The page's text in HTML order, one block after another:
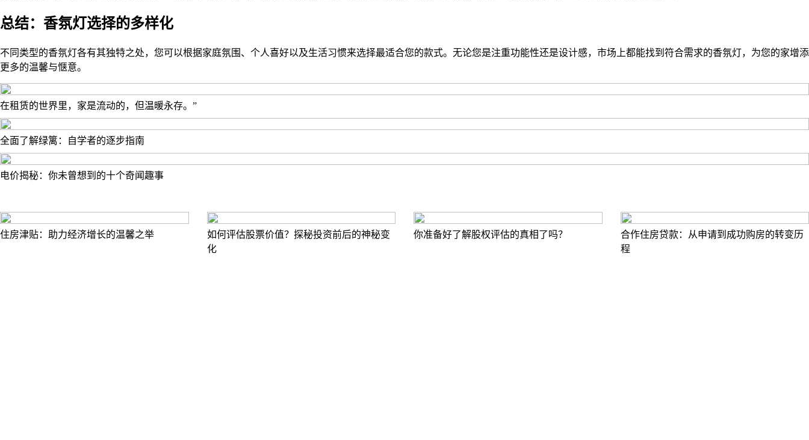
总结：香氛灯选择的多样化
不同类型的香氛灯各有其独特之处，您可以根据家庭氛围、个人喜好以及生活习惯来选择最适合您的款式。无论您是注重功能性还是设计感，市场上都能找到符合需求的香氛灯，为您的家增添
更多的温馨与惬意。
在租赁的世界里，家是流动的，但温暖永存。”
全面了解绿篱：自学者的逐步指南
电价揭秘：你未曾想到的十个奇闻趣事
住房津贴：助力经济增长的温馨之举
如何评估股票价值？探秘投资前后的神秘变
化
你准备好了解股权评估的真相了吗？
合作住房贷款：从申请到成功购房的转变历
程